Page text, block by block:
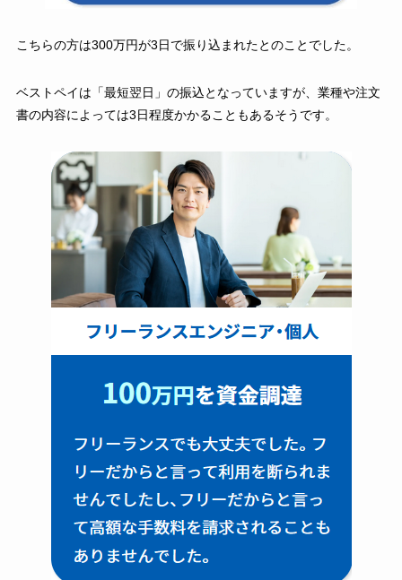
こちらの方は300万円が3日で振り込まれたとのことでした。
ベストペイは「最短翌日」の振込となっていますが、業種や注文
書の内容によっては3日程度かかることもあるそうです。